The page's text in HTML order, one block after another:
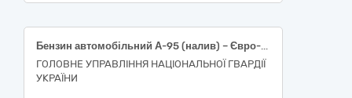
Бензин автомобільний А-95 (налив) – Євро-5 – Е5 (Е0, Е7, Е10)
ГОЛОВНЕ УПРАВЛІННЯ НАЦІОНАЛЬНОЇ ГВАРДІЇ
УКРАЇНИ